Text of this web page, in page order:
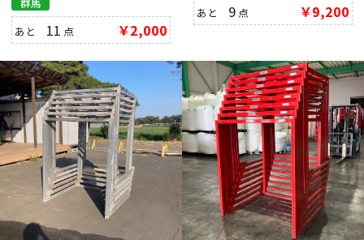
あと 11 点 ￥2,000
あと 9 点 ￥9,200